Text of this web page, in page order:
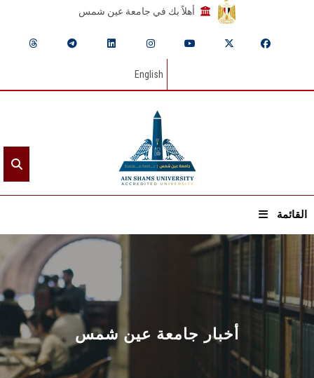
أهلاً بك في جامعة عين شمس
English
القائمة
الرئيسيـة
عن الجامعة
القطاعـات
الشئون الأكاديمية
أخبار جامعة عين شمس